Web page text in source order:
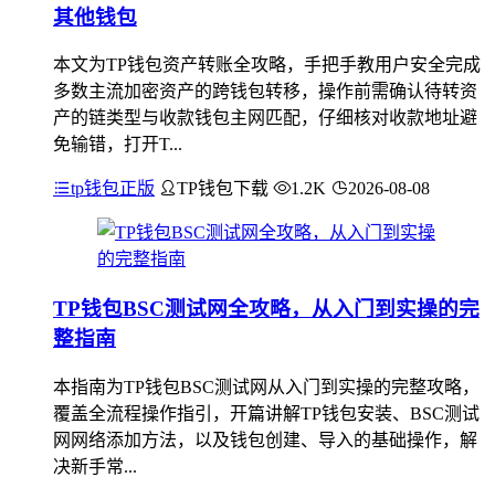
其他钱包
本文为TP钱包资产转账全攻略，手把手教用户安全完成
多数主流加密资产的跨钱包转移，操作前需确认待转资
产的链类型与收款钱包主网匹配，仔细核对收款地址避
免输错，打开T...
tp钱包正版 TP钱包下载 1.2K 2026-08-08
TP钱包BSC测试网全攻略，从入门到实操的完
整指南
本指南为TP钱包BSC测试网从入门到实操的完整攻略，
覆盖全流程操作指引，开篇讲解TP钱包安装、BSC测试
网网络添加方法，以及钱包创建、导入的基础操作，解
决新手常...